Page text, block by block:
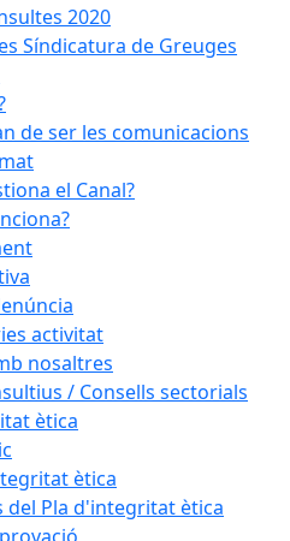
2020
Síndicatura de Greuges
de ser les comunicacions
el Canal?
activitat
nosaltres
/ Consells sectorials
ètica
ètica
del Pla d'integritat ètica